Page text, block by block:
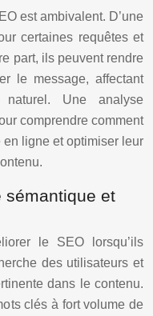
est ambivalent. D’une
certaines requêtes et
part, ils peuvent rendre
le message, affectant
naturel. Une analyse
comprendre comment
ligne et optimiser leur
sémantique et
le SEO lorsqu’ils
des utilisateurs et
dans le contenu.
clés à fort volume de